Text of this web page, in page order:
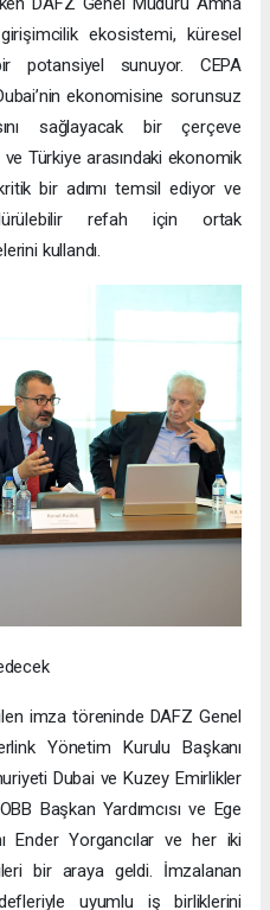
ekosistemi, küresel
potansiyel sunuyor. CEPA
ekonomisine sorunsuz
sağlayacak bir çerçeve
Türkiye arasındaki ekonomik
bir adımı temsil ediyor ve
refah için ortak
kullandı.
imza töreninde DAFZ Genel
Yönetim Kurulu Başkanı
Dubai ve Kuzey Emirlikler
Başkan Yardımcısı ve Ege
Ender Yorgancılar ve her iki
bir araya geldi. İmzalanan
uyumlu iş birliklerini